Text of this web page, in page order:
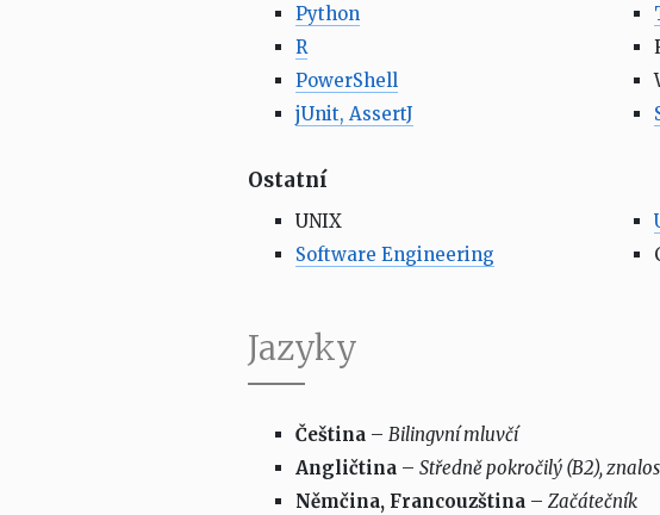
Python
R
PowerShell
jUnit, AssertJ
Ostatní
UNIX
Software Engineering
Jazyky
Čeština – Bilingvní mluvčí
Angličtina – Středně pokročilý (B2),
Němčina, Francouzština – Začátečník